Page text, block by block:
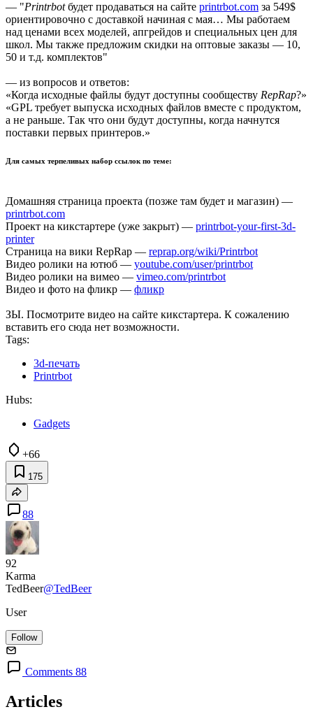
— "Printrbotбудет продаваться на сайте printrbot.com за 549$
ориентировочно с доставкой начиная с мая… Мы работаем
над ценами всех моделей, апгрейдов и специальных цен для
школ. Мы также предложим скидки на оптовые заказы — 10,
50 и т.д. комплектов"
— из вопросов и ответов:
«Когда исходные файлы будут доступны сообществу RepRap?»
«GPL требует выпуска исходных файлов вместе с продуктом,
а не раньше. Так что они будут доступны, когда начнутся
поставки первых принтеров.»
Для самых терпеливых набор ссылок по теме:
Домашняя страница проекта (позже там будет и магазин) —
printrbot.com
Проект на кикстартере (уже закрыт) — printrbot-your-first-3d-
printer
Страница на вики RepRap — reprap.org/wiki/Printrbot
Видео ролики на ютюб — youtube.com/user/printrbot
Видео ролики на вимео — vimeo.com/printrbot
Видео и фото на фликр — фликр
ЗЫ. Посмотрите видео на сайте кикстартера. К сожалению
вставить его сюда нет возможности.
Tags:
3d-печать
Printrbot
Hubs:
Gadgets
+66
175
88
92
Karma
TedBeer@TedBeer
User
Follow
Comments 88
Articles